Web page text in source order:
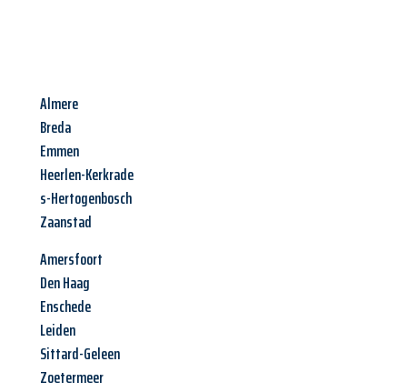
Almere
Breda
Emmen
Heerlen-Kerkrade
s-Hertogenbosch
Zaanstad
Amersfoort
Den Haag
Enschede
Leiden
Sittard-Geleen
Zoetermeer